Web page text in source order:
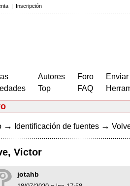
| Inscripción
Autores
Top
Foro
FAQ
→ Identificación de fuentes →
Victor
jotahb